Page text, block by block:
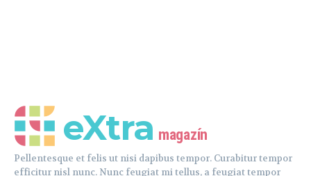
eXtra magazín
Pellentesque et felis ut nisi dapibus tempor. Curabitur tempor
efficitur nisl nunc. Nunc feugiat mi tellus, a feugiat tempor